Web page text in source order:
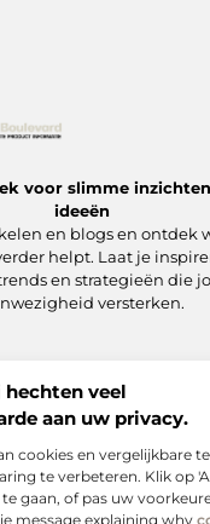
veel
aan uw privacy.
cookies en vergelijkbare
te verbeteren. Klik op
gaan, of pas uw
message explaining why
voor slimme
ideeën
en blogs en ontdek
helpt. Laat je
en strategieën die
versterken.